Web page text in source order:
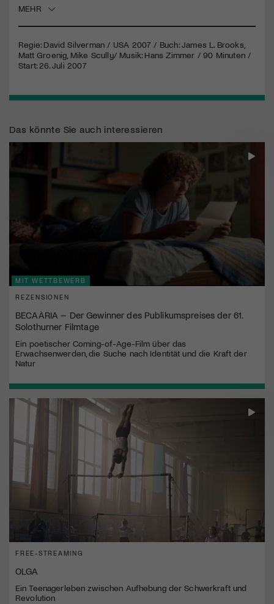
MEHR
Regie: David Silverman / USA 2007 / Buch: James L. Brooks,
Matt Groenig, Mike Scully/ Musik: Hans Zimmer / 90 Minuten /
Start: 26. Juli 2007
Das könnte Sie auch interessieren
MIT WETTBEWERB
REZENSIONEN
BECAÀRIA – Der Gewinner des Publikumspreises der 61.
Solothurner Filmtage
Ein poetischer Coming-of-Age-Film über das
Erwachsenwerden, die Suche nach Identität und die Kraft der
Natur
FREE-STREAMING
OLGA
Ein Teenagerleben zwischen Aufhebung der Schwerkraft und
Revolution
Jetzt Mitglied werden